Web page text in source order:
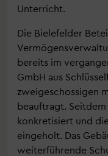
Unterricht.
Die Bielefelder
bereits im
GmbH aus
zweigeschossigen
beauftragt.
konkretisiert und
eingeholt. Das
weiterführende